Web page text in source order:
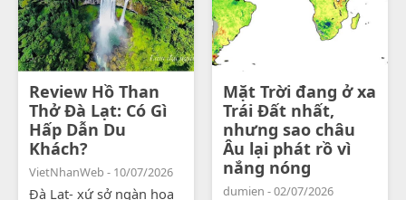
Review Hồ Than
Thở Đà Lạt: Có Gì
Hấp Dẫn Du
Khách?
VietNhanWeb - 10/07/2026
Đà Lạt- xứ sở ngàn hoa
Mặt Trời đang ở xa
Trái Đất nhất,
nhưng sao châu
Âu lại phát rồ vì
nắng nóng
dumien - 02/07/2026